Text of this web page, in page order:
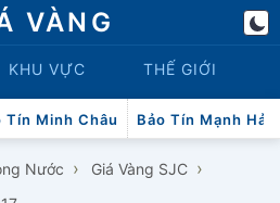
VÀNG
KHU VỰC THẾ GIỚI
Tín Minh Châu Bảo Tín Mạnh Hải
Nước › Giá Vàng SJC ›